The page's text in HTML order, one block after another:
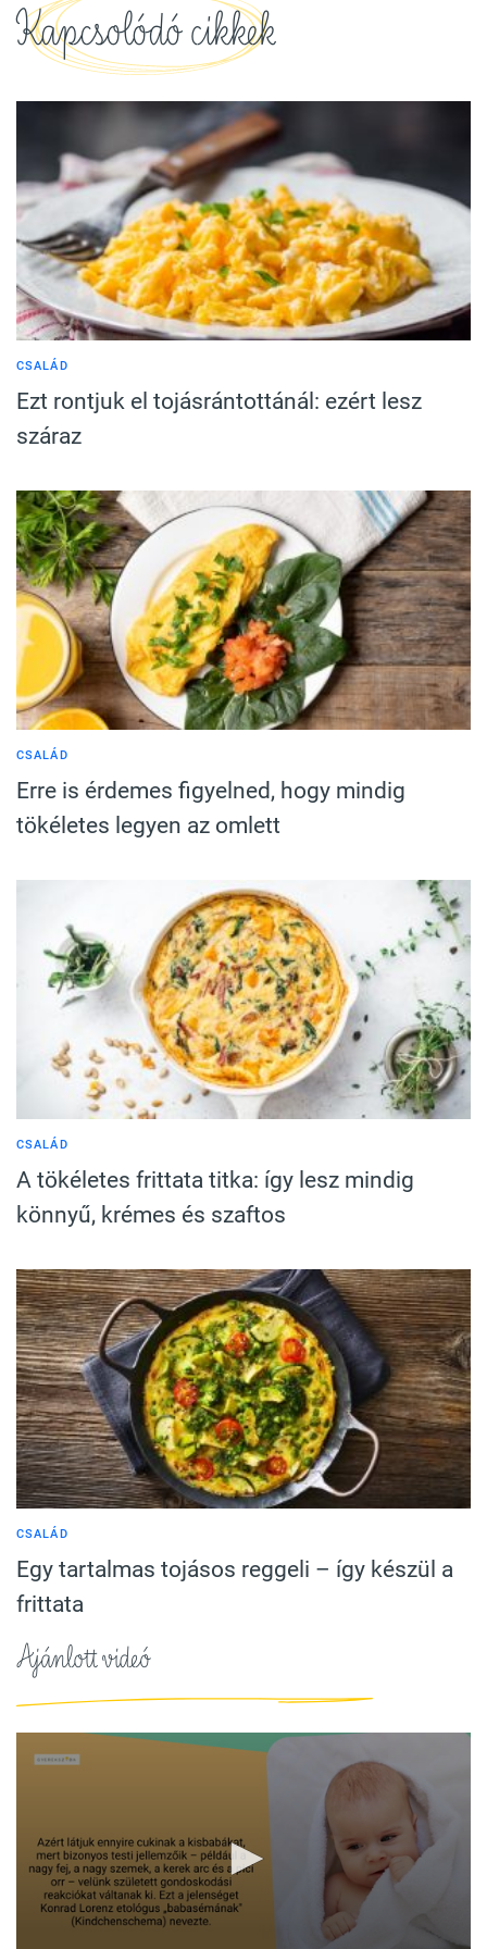
Kapcsolódó cikkek
CSALÁD
Ezt rontjuk el tojásrántottánál: ezért lesz
száraz
CSALÁD
Erre is érdemes figyelned, hogy mindig
tökéletes legyen az omlett
CSALÁD
A tökéletes frittata titka: így lesz mindig
könnyű, krémes és szaftos
CSALÁD
Egy tartalmas tojásos reggeli – így készül a
frittata
Ajánlott videó